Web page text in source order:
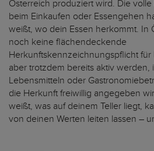
Österreich produziert wird. Die
beim Einkaufen oder Essengehen
weißt, wo dein Essen herkommt. In
noch keine flächendeckende
Herkunftskennzeichnungspflicht
aber trotzdem bereits aktiv werden,
Lebensmitteln oder
die Herkunft freiwillig angegeben
weißt, was auf deinem Teller liegt,
von deinen Werten leiten lassen –